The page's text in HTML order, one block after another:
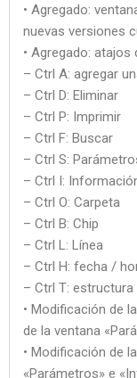
• Agregado:
nuevas versiones
• Agregado: atajos
– Ctrl A: agregar
– Ctrl D: Eliminar
– Ctrl P: Imprimir
– Ctrl F: Buscar
– Ctrl S:
– Ctrl I:
– Ctrl O: Carpeta
– Ctrl B: Chip
– Ctrl L: Línea
– Ctrl H: fecha /
– Ctrl T: estructura
• Modificación de
de la ventana
• Modificación de
«Parámetros» e